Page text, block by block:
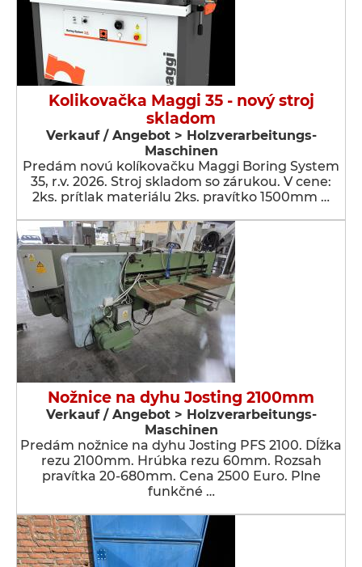
Kolikovačka Maggi 35 - nový stroj
skladom
Verkauf / Angebot > Holzverarbeitungs-
Maschinen
Predám novú kolíkovačku Maggi Boring System
35, r.v. 2026. Stroj skladom so zárukou. V cene:
2ks. prítlak materiálu 2ks. pravítko 1500mm …
Nožnice na dyhu Josting 2100mm
Verkauf / Angebot > Holzverarbeitungs-
Maschinen
Predám nožnice na dyhu Josting PFS 2100. Dĺžka
rezu 2100mm. Hrúbka rezu 60mm. Rozsah
pravítka 20-680mm. Cena 2500 Euro. Plne
funkčné …